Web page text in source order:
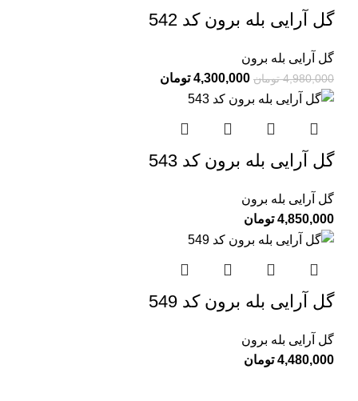
گل آرایی بله برون کد 542
گل آرایی بله برون
4,980,000 تومان 4,300,000 تومان
گل آرایی بله برون کد 543
گل آرایی بله برون
4,850,000 تومان
گل آرایی بله برون کد 549
گل آرایی بله برون
4,480,000 تومان